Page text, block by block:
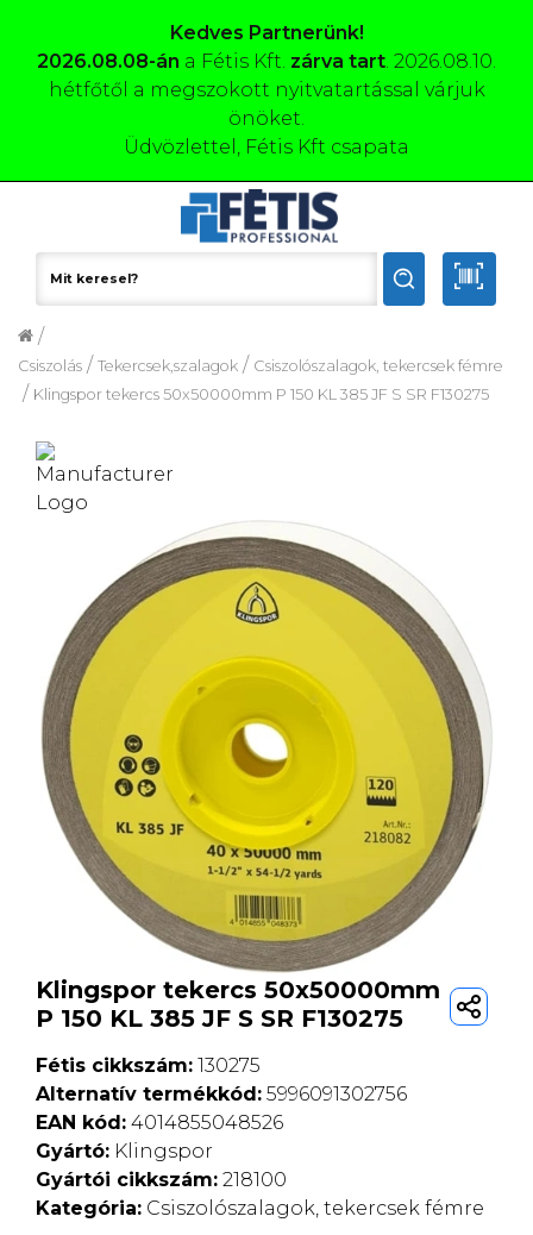
Kedves Partnerünk!
2026.08.08-án a Fétis Kft. zárva tart. 2026.08.10.
hétfőtől a megszokott nyitvatartással várjuk
önöket.
Üdvözlettel, Fétis Kft csapata
Klingspor tekercs 50x50000mm P 150 KL 385 JF S SR F130275
/
Csiszolószalagok, tekercsek fémre
/
Tekercsek,szalagok
/
Csiszolás
/
Klingspor tekercs 50x50000mm
P 150 KL 385 JF S SR F130275
Fétis cikkszám: 130275
Alternatív termékkód: 5996091302756
EAN kód: 4014855048526
Gyártó: Klingspor
Gyártói cikkszám: 218100
Kategória: Csiszolószalagok, tekercsek fémre